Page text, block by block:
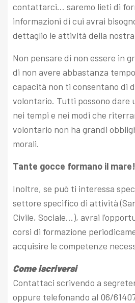
contattarci… saremo lieti di
informazioni di cui avrai
dettaglio le attività della nostra
Non pensare di non essere in
di non avere abbastanza
capacità non ti consentano di
volontario. Tutti possono dare
nei tempi e nei modi che
volontario non ha grandi
morali.
Tante gocce formano il
Inoltre, se può ti interessa
settore specifico di attività
Civile, Sociale…), avrai
corsi di formazione
acquisire le competenze
Come iscriversi
Contattaci scrivendo a
oppure telefonando al 06/